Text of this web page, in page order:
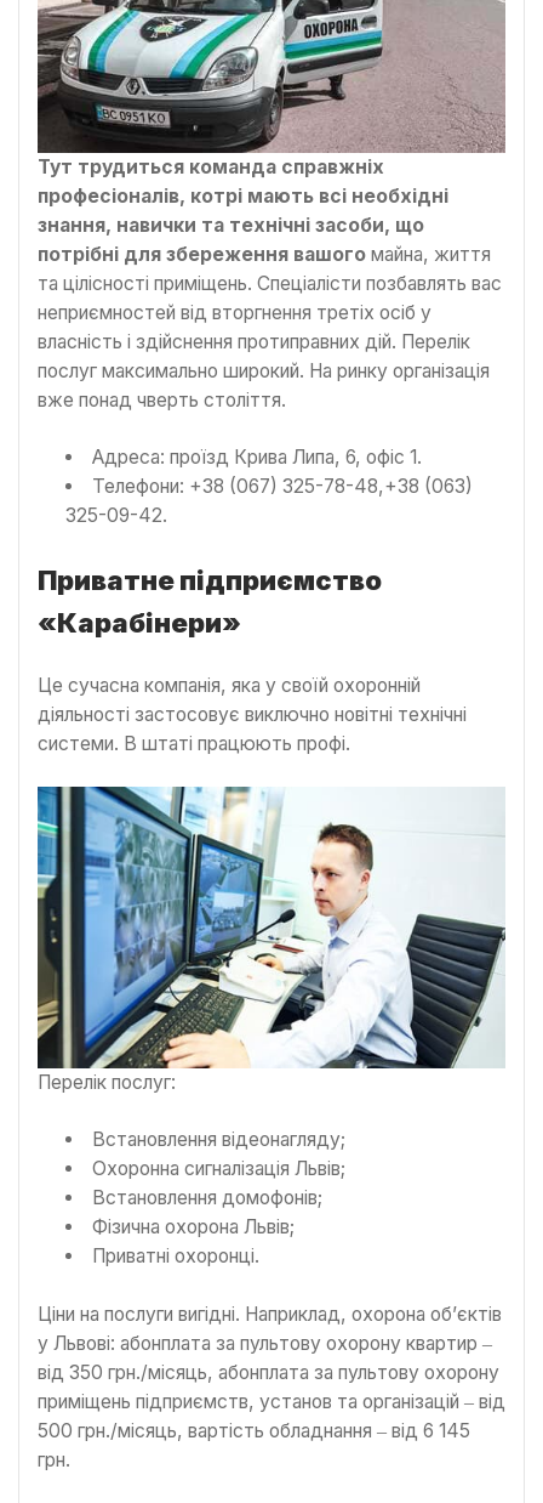
Тут трудиться команда справжніх
професіоналів, котрі мають всі необхідні
знання, навички та технічні засоби, що
потрібні для збереження вашого майна, життя
та цілісності приміщень. Спеціалісти позбавлять вас
неприємностей від вторгнення третіх осіб у
власність і здійснення протиправних дій. Перелік
послуг максимально широкий. На ринку організація
вже понад чверть століття.
Адреса: проїзд Крива Липа, 6, офіс 1.
Телефони: +38 (067) 325-78-48,+38 (063)
325-09-42.
Приватне підприємство
«Карабінери»
Це сучасна компанія, яка у своїй охоронній
діяльності застосовує виключно новітні технічні
системи. В штаті працюють профі.
Перелік послуг:
Встановлення відеонагляду;
Охоронна сигналізація Львів;
Встановлення домофонів;
Фізична охорона Львів;
Приватні охоронці.
Ціни на послуги вигідні. Наприклад, охорона об’єктів
у Львові: абонплата за пультову охорону квартир ‒
від 350 грн./місяць, абонплата за пультову охорону
приміщень підприємств, установ та організацій ‒ від
500 грн./місяць, вартість обладнання ‒ від 6 145
грн.